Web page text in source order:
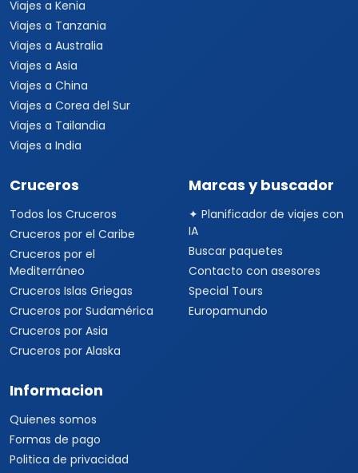
Viajes a Kenia
Viajes a Tanzania
Viajes a Australia
Viajes a Asia
Viajes a China
Viajes a Corea del Sur
Viajes a Tailandia
Viajes a India
Cruceros
Todos los Cruceros
Cruceros por el Caribe
Cruceros por el
Mediterráneo
Cruceros Islas Griegas
Cruceros por Sudamérica
Cruceros por Asia
Cruceros por Alaska
Marcas y buscador
✦ Planificador de viajes con
IA
Buscar paquetes
Contacto con asesores
Special Tours
Europamundo
Informacion
Quienes somos
Formas de pago
Politica de privacidad